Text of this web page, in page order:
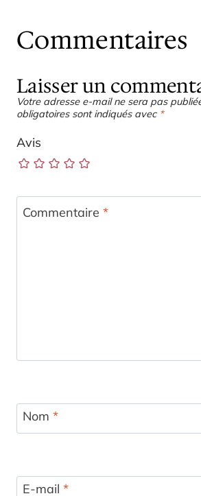
Commentaires
Laisser un
Votre adresse e-mail ne sera pas
obligatoires sont indiqués avec *
Avis
Commentaire *
Nom *
E-mail *